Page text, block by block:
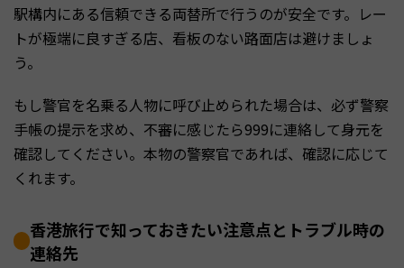
駅構内にある信頼できる両替所で行うのが安全です。レー
トが極端に良すぎる店、看板のない路面店は避けましょ
う。
もし警官を名乗る人物に呼び止められた場合は、必ず警察
手帳の提示を求め、不審に感じたら999に連絡して身元を
確認してください。本物の警察官であれば、確認に応じて
くれます。
香港旅行で知っておきたい注意点とトラブル時の
連絡先